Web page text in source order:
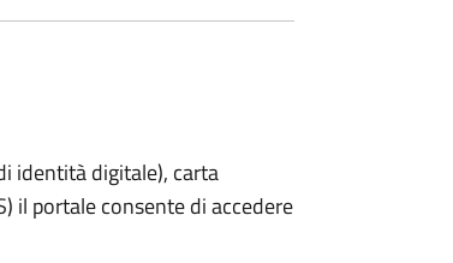
identità digitale), carta
il portale consente di accedere